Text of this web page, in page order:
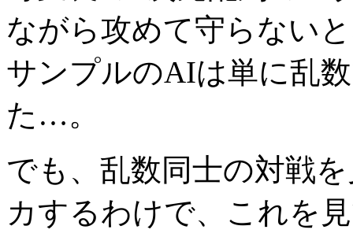
ながら攻めて守らない
サンプルのAIは単に乱
た…。
でも、乱数同士の対戦
カするわけで、これを